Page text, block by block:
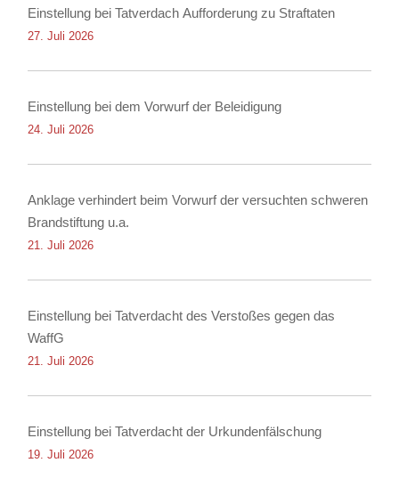
Einstellung bei Tatverdach Aufforderung zu Straftaten
27. Juli 2026
Einstellung bei dem Vorwurf der Beleidigung
24. Juli 2026
Anklage verhindert beim Vorwurf der versuchten schweren
Brandstiftung u.a.
21. Juli 2026
Einstellung bei Tatverdacht des Verstoßes gegen das
WaffG
21. Juli 2026
Einstellung bei Tatverdacht der Urkundenfälschung
19. Juli 2026